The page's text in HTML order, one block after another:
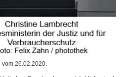
vom 26.02.2020.